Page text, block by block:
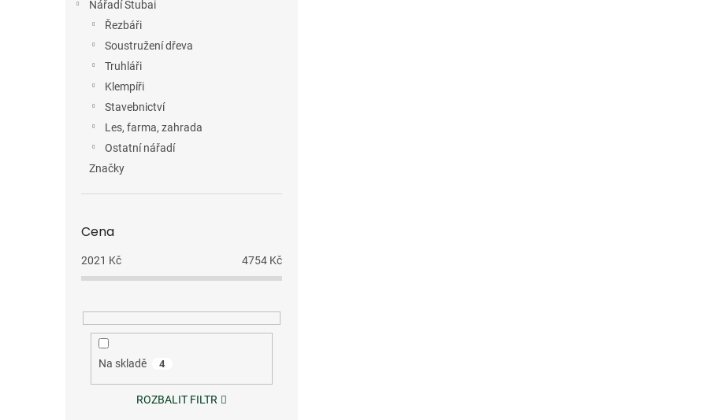
Nářadí Stubai
Řezbáři
Soustružení dřeva
Truhláři
Klempíři
Stavebnictví
Les, farma, zahrada
Ostatní nářadí
Značky
Cena
2021 Kč 4754 Kč
Na skladě 4
ROZBALIT FILTR